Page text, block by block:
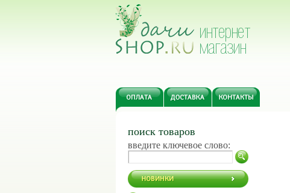
поиск товаров
введите ключевое слово: